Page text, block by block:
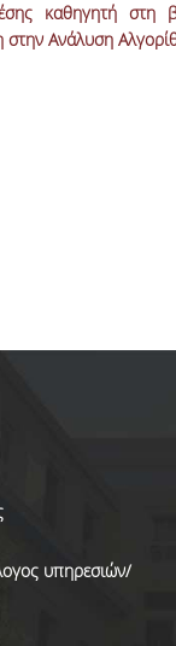
καθηγητή στη
Ανάλυση
υπηρεσιών/